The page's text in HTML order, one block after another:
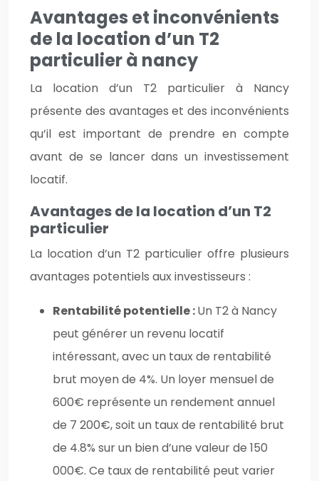
Avantages et inconvénients
de la location d’un T2
particulier à nancy
La location d’un T2 particulier à Nancy
présente des avantages et des inconvénients
qu’il est important de prendre en compte
avant de se lancer dans un investissement
locatif.
Avantages de la location d’un T2
particulier
La location d’un T2 particulier offre plusieurs
avantages potentiels aux investisseurs :
Rentabilité potentielle :Un T2 à Nancy
peut générer un revenu locatif
intéressant, avec un taux de rentabilité
brut moyen de 4%. Un loyer mensuel de
600€ représente un rendement annuel
de 7 200€, soit un taux de rentabilité brut
de 4.8% sur un bien d’une valeur de 150
000€. Ce taux de rentabilité peut varier